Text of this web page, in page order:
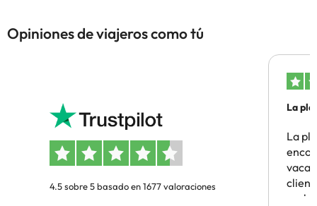
Opiniones de viajeros como tú
4.5 sobre 5 basado en 1677 valoraciones
La
La